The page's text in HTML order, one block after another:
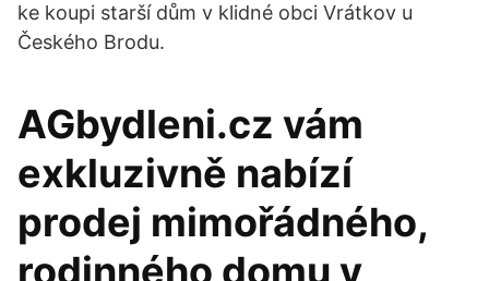
ke koupi starší dům v klidné obci Vrátkov u
Českého Brodu.
AGbydleni.cz vám
exkluzivně nabízí
prodej mimořádného,
rodinného domu v